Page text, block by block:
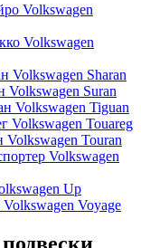
Volkswagen
Volkswagen
Volkswagen Sharan
Volkswagen Suran
Volkswagen Tiguan
Volkswagen Touareg
Volkswagen Touran
Volkswagen
Up
Volkswagen Voyage